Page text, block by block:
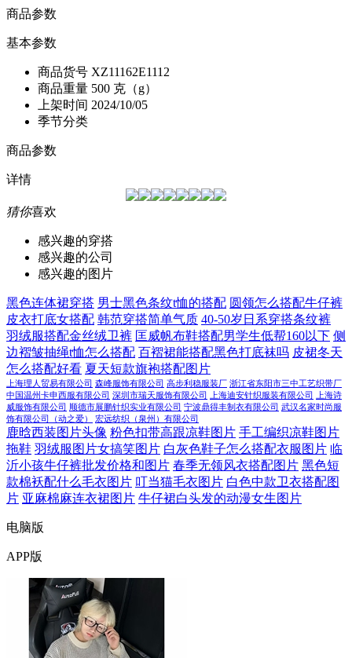
商品参数
基本参数
商品货号 XZ11162E1112
商品重量 500 克（g）
上架时间 2024/10/05
季节分类
商品参数
详情
猜你喜欢
感兴趣的穿搭
感兴趣的公司
感兴趣的图片
黑色连体裙穿搭 男士黑色条纹t恤的搭配 圆领怎么搭配牛仔裤
皮衣打底女搭配 韩范穿搭简单气质 40-50岁日系穿搭条纹裤
羽绒服搭配金丝绒卫裤 匡威帆布鞋搭配男学生低帮160以下 侧
边褶皱抽绳t恤怎么搭配 百褶裙能搭配黑色打底袜吗 皮裙冬天
怎么搭配好看 夏天短款旗袍搭配图片
上海理人贸易有限公司 森峰服饰有限公司 高步利稳服装厂 浙江省东阳市三中工艺织带厂
中国温州卡申西服有限公司 深圳市瑞天服饰有限公司 上海迪安针织服装有限公司
上海诗
威服饰有限公司 顺德市展鹏针织实业有限公司 宁波鼎得丰制衣有限公司 武汉名家时尚服
饰有限公司（动之爱）
宏远纺织（泉州）有限公司
鹿晗西装图片头像 粉色扣带高跟凉鞋图片 手工编织凉鞋图片
拖鞋 羽绒服图片女搞笑图片 白灰色鞋子怎么搭配衣服图片 临
沂小孩牛仔裤批发价格和图片 春季无领风衣搭配图片 黑色短
款棉袄配什么毛衣图片 叮当猫毛衣图片 白色中款卫衣搭配图
片 亚麻棉麻连衣裙图片 牛仔裙白头发的动漫女生图片
电脑版
APP版